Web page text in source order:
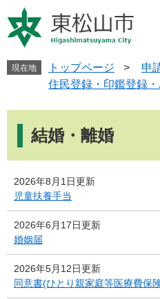
ー
ジ
す
ニ
ュ
し
現在地 トップページ > 申
住民登録・印鑑登録・
結婚・離婚
2026年8月1日更新
児童扶養手当
2026年6月17日更新
婚姻届
2026年5月12日更新
同意書(ひとり親家庭等医療費保